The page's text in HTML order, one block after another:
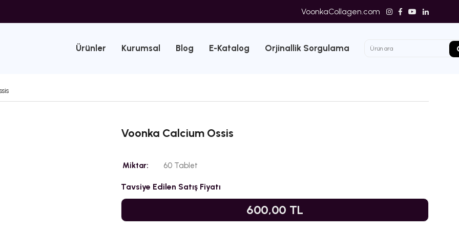
VoonkaCollagen.com
Ürünler Kurumsal Blog E-Katalog Orjinallik Sorgulama
Voonka Calcium Ossis
Miktar: 60 Tablet
Tavsiye Edilen Satış Fiyatı
600,00 TL